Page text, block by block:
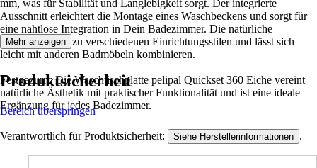
mm, was für Stabilität und Langlebigkeit sorgt. Der integrierte
Ausschnitt erleichtert die Montage eines Waschbeckens und sorgt für
eine nahtlose Integration in Dein Badezimmer. Die natürliche
Holzoptik passt zu verschiedenen Einrichtungsstilen und lässt sich
leicht mit anderen Badmöbeln kombinieren.
Festgezurrt: Die Waschtischplatte pelipal Quickset 360 Eiche vereint
natürliche Ästhetik mit praktischer Funktionalität und ist eine ideale
Ergänzung für jedes Badezimmer.
Mehr anzeigen
Produktsicherheit
Bereich überspringen
Verantwortlich für Produktsicherheit: Siehe Herstellerinformationen .